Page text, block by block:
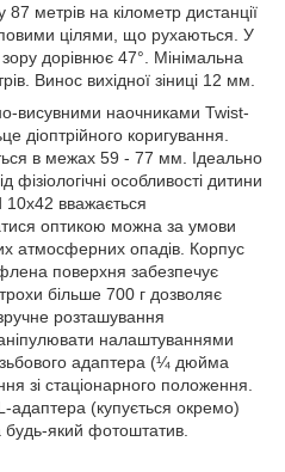
метрів на кілометр дистанції
цілями, що рухаються. У
дорівнює 47°. Мінімальна
Винос вихідної зіниці 12 мм.
висувними наочниками Twist-
діоптрійного коригування.
в межах 59 - 77 мм. Ідеально
особливості дитини
вважається
оптикою можна за умови
атмосферних опадів. Корпус
поверхня забезпечує
більше 700 г дозволяє
розташування
налаштуваннями
адаптера (¼ дюйма
зі стаціонарного положення.
адаптера (купується окремо)
який фотоштатив.